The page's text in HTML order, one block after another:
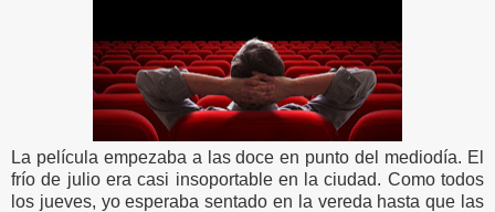
La película empezaba a las doce en punto del mediodía. El
frío de julio era casi insoportable en la ciudad. Como todos
los jueves, yo esperaba sentado en la vereda hasta que las